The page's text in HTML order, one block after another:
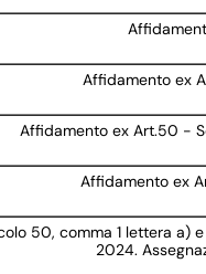
Affidamento ex
Affidamento ex Art.50 -
Affidamento ex
50, comma 1 lettera a)
2024.